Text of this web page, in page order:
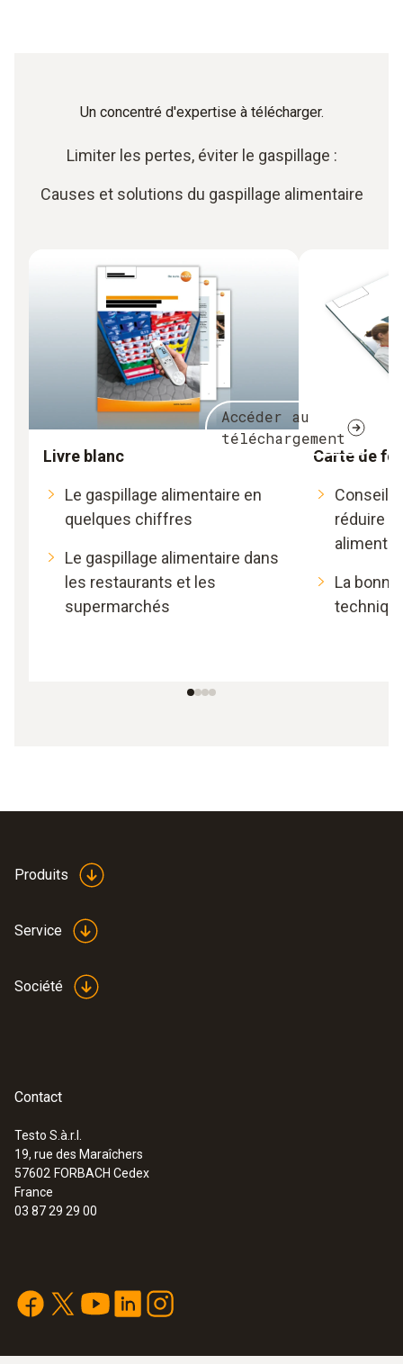
Un concentré d'expertise à télécharger.
Limiter les pertes, éviter le gaspillage :
Causes et solutions du gaspillage alimentaire
Accéder au
téléchargement
Livre blanc
Le gaspillage alimentaire en
quelques chiffres
Le gaspillage alimentaire dans
les restaurants et les
supermarchés
Carte de
Conseils
réduire
La
Produits
Service
Société
Contact
Testo S.à.r.l.
19, rue des Maraîchers
57602 FORBACH Cedex
France
03 87 29 29 00